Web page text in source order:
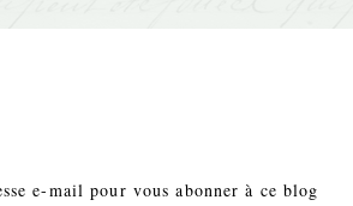
e-mail pour vous abonner à ce blog